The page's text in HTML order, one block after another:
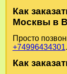
Как
Москвы в
Просто
+74996434301.
Как